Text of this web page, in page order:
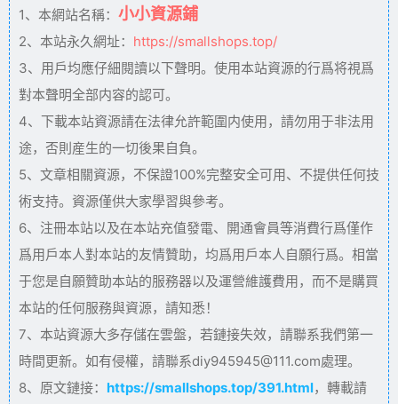
1、本網站名稱： 小小資源鋪
2、本站永久網址： https://smallshops.top/
3、用戶均應仔細閱讀以下聲明。使用本站資源的行爲将視爲
對本聲明全部内容的認可。
4、下載本站資源請在法律允許範圍内使用，請勿用于非法用
途，否則産生的一切後果自負。
5、文章相關資源，不保證100%完整安全可用、不提供任何技
術支持。資源僅供大家學習與參考。
6、注冊本站以及在本站充值發電、開通會員等消費行爲僅作
爲用戶本人對本站的友情贊助，均爲用戶本人自願行爲。相當
于您是自願贊助本站的服務器以及運營維護費用，而不是購買
本站的任何服務與資源，請知悉！
7、本站資源大多存儲在雲盤，若鏈接失效，請聯系我們第一
時間更新。如有侵權，請聯系diy945945@111.com處理。
8、原文鏈接： https://smallshops.top/391.html，轉載請